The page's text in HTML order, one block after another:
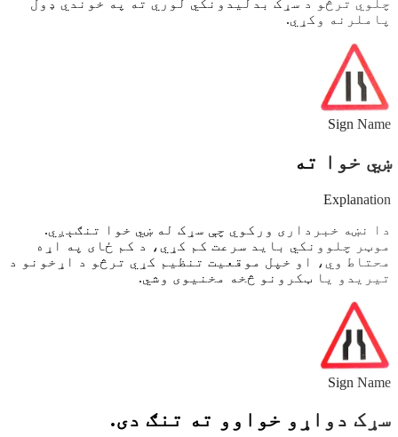
پاملرنه وکړي.
Sign Name
ښي خوا ته
Explanation
دا نښه خبرداری ورکوي چې سړک له ښي خوا تنګېږي.
موټر چلوونکي باید سرعت کم کړي، د کم ځای په اړه
محتاط وي، او خپل موقعیت تنظیم کړي ترڅو د اړخونو د
تیریدو یا ټکرونو څخه مخنیوی وشي.
Sign Name
سړک دواړو خواوو ته تنګ دی.